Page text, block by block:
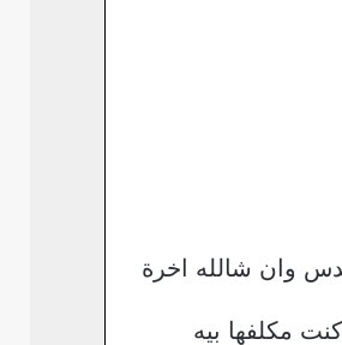
وان شالله اخرة
مكلفها بيه